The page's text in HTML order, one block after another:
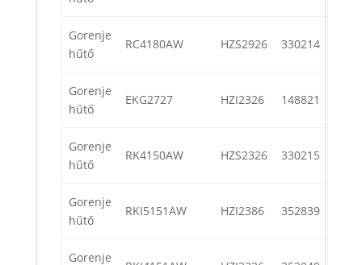
Gorenje
hűtő
RC4180AW HZS2926 330214
Gorenje
hűtő
EKG2727 HZI2326 148821
Gorenje
hűtő
RK4150AW HZS2326 330215
Gorenje
hűtő
RKI5151AW HZI2386 352839
Gorenje